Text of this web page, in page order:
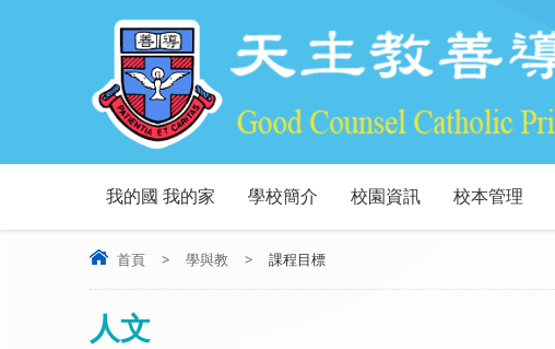
我的國 我的家 學校簡介 校園資訊 校本管理
首頁 > 學與教 > 課程目標
人文